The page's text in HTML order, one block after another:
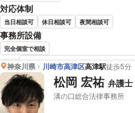
対応体制
当日相談可 休日相談可 夜間相談可
事務所設備
完全個室で相談
栗田 有介 弁護士
神奈川県 川崎市高津区高津駅徒歩5分
松岡 宏祐 弁護士
溝の口総合法律事務所